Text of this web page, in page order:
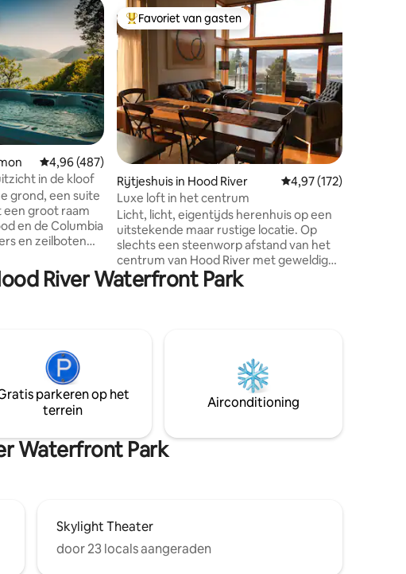
5, 491 recensies
Gemiddelde beoordeling van 4,96 uit 5, 487 recensies
4,96 (487)
beste uitzicht in de kloof
grond, een suite
groot raam
en de Columbia
en zeilboten
heeft een
Het heeft
is
2 mijl, aan de
Topfavoriet van gasten
Favoriet van gasten
Rijtjeshuis in Hood River Gemiddelde
4,97 (172)
Luxe loft in het centrum
Licht, licht, eigentijds herenhuis op een
uitstekende maar rustige locatie. Op
slechts een steenworp afstand van het
centrum van Hood River met geweldige
restaurants, winkels, galeries, theater,
brouwerijen en nog veel meer.
supercomfortabele bedden en een
gastronomische keuken. Comfortabel
voor maximaal 6 personen. Drie
slaapkamers met 3 kingsize bedden, 2,5
River Waterfront Park
parkeren op het
terrein
Airconditioning
Waterfront Park
Skylight Theater
door 23 locals aangeraden